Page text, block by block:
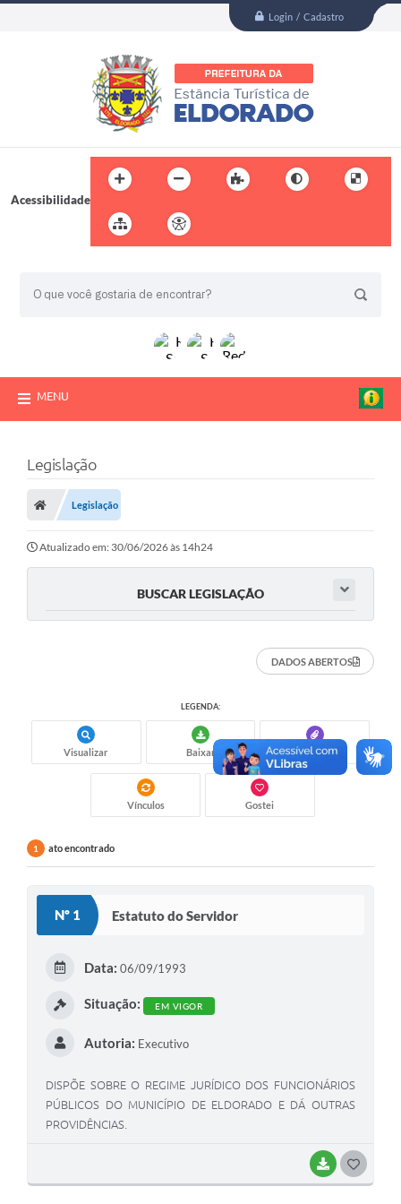
Login / Cadastro
Acessibilidade
MENU
Legislação
Legislação
Atualizado em: 30/06/2026 às 14h24
BUSCAR LEGISLAÇÃO
DADOS ABERTOS
LEGENDA:
Visualizar Baixar Anexos
Vínculos Gostei
1 ato encontrado
Nº 1 Estatuto do Servidor
BAIXAR
Data: 06/09/1993
Situação: EM VIGOR
Autoria: Executivo
DISPÕE SOBRE O REGIME JURÍDICO DOS FUNCIONÁRIOS
PÚBLICOS DO MUNICÍPIO DE ELDORADO E DÁ OUTRAS
PROVIDÊNCIAS.